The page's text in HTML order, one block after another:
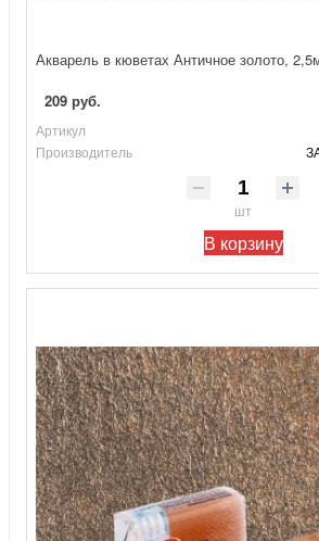
Акварель в кюветах Античное золото,
209 руб.
Артикул
Производитель
шт
В корзину